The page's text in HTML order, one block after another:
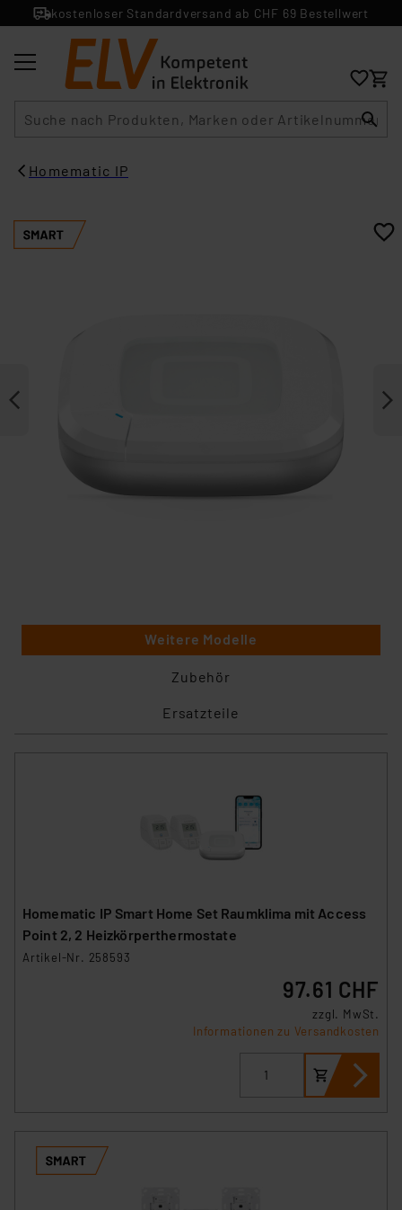
kostenloser Standardversand ab CHF 69 Bestellwert
Homematic IP
Weitere Modelle
Zubehör
Ersatzteile
Homematic IP Smart Home Set Raumklima mit Access
Point 2, 2 Heizkörperthermostate
Artikel-Nr. 258593
97.61 CHF
zzgl. MwSt.
Informationen zu Versandkosten